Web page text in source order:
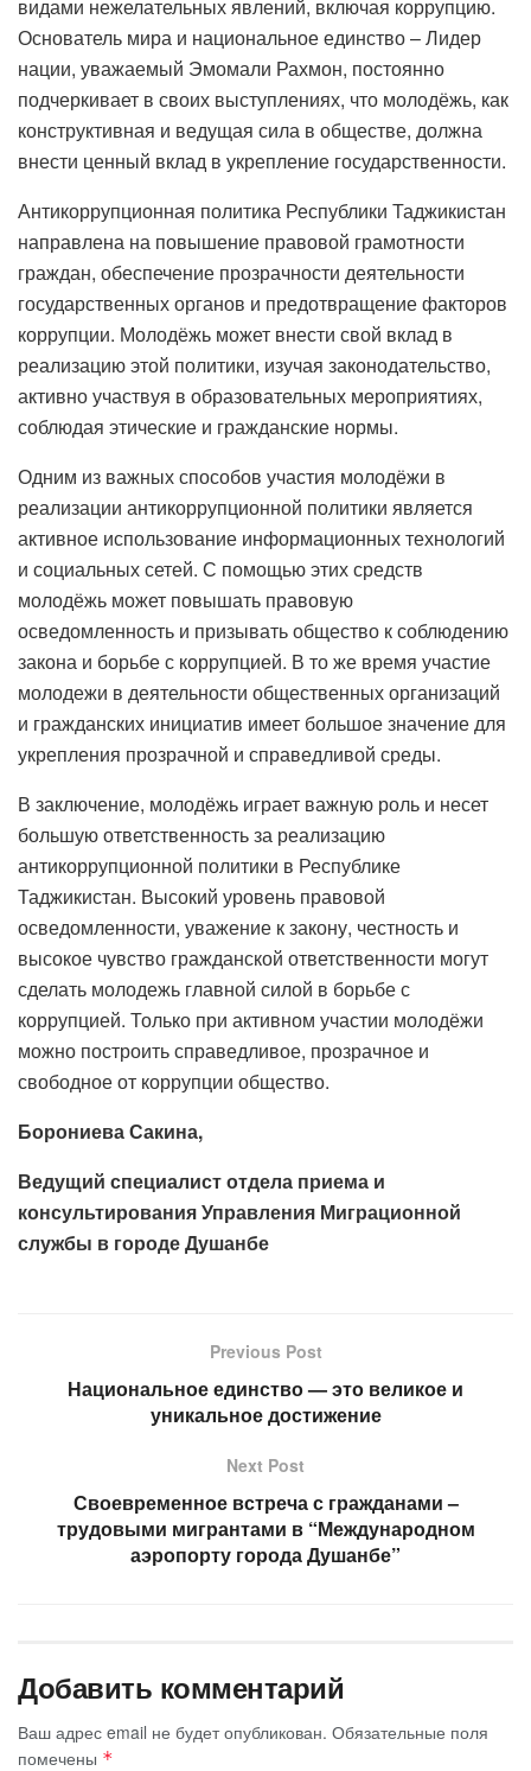
видами нежелательных явлений, включая коррупцию.
Основатель мира и национальное единство – Лидер
нации, уважаемый Эмомали Рахмон, постоянно
подчеркивает в своих выступлениях, что молодёжь, как
конструктивная и ведущая сила в обществе, должна
внести ценный вклад в укрепление государственности.
Антикоррупционная политика Республики Таджикистан
направлена ​​на повышение правовой грамотности
граждан, обеспечение прозрачности деятельности
государственных органов и предотвращение факторов
коррупции. Молодёжь может внести свой вклад в
реализацию этой политики, изучая законодательство,
активно участвуя в образовательных мероприятиях,
соблюдая этические и гражданские нормы.
Одним из важных способов участия молодёжи в
реализации антикоррупционной политики является
активное использование информационных технологий
и социальных сетей. С помощью этих средств
молодёжь может повышать правовую
осведомленность и призывать общество к соблюдению
закона и борьбе с коррупцией. В то же время участие
молодежи в деятельности общественных организаций
и гражданских инициатив имеет большое значение для
укрепления прозрачной и справедливой среды.
В заключение, молодёжь играет важную роль и несет
большую ответственность за реализацию
антикоррупционной политики в Республике
Таджикистан. Высокий уровень правовой
осведомленности, уважение к закону, честность и
высокое чувство гражданской ответственности могут
сделать молодежь главной силой в борьбе с
коррупцией. Только при активном участии молодёжи
можно построить справедливое, прозрачное и
свободное от коррупции общество.
Борониева Сакина,
Ведущий специалист отдела приема и
консультирования Управления Миграционной
службы в городе Душанбе
Previous Post
Национальное единство — это великое и
уникальное достижение
Next Post
Своевременное встреча с гражданами –
трудовыми мигрантами в “Международном
аэропорту города Душанбе”
Добавить комментарий
Ваш адрес email не будет опубликован. Обязательные поля
помечены *